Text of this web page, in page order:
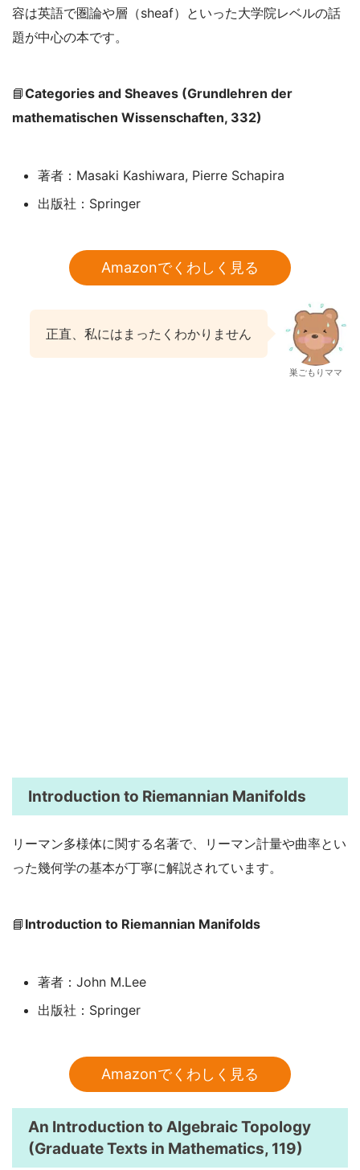
容は英語で圏論や層（sheaf）といった大学院レベルの話
題が中心の本です。
📘Categories and Sheaves (Grundlehren der
mathematischen Wissenschaften, 332)
著者：Masaki Kashiwara, Pierre Schapira
出版社：Springer
Amazonでくわしく見る
正直、私にはまったくわかりません
巣ごもりママ
Introduction to Riemannian Manifolds
リーマン多様体に関する名著で、リーマン計量や曲率とい
った幾何学の基本が丁寧に解説されています。
📘 Introduction to Riemannian Manifolds
著者：John M.Lee
出版社：Springer
Amazonでくわしく見る
An Introduction to Algebraic Topology
(Graduate Texts in Mathematics, 119)